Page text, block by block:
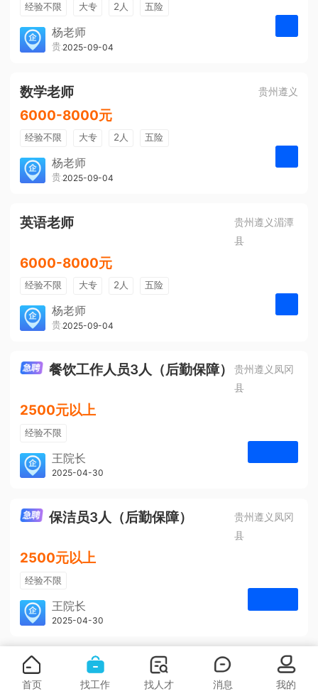
经验不限 大专 2人
五险
带薪年假
年终奖
免费培训
包住宿
杨老师
贵州大美前程文化发展有限公司
2025-09-04
数学老师 贵州遵义
6000-8000元
经验不限 大专 2人
五险
带薪年假
年终奖
免费培训
包住宿
杨老师
贵州大美前程文化发展有限公司
2025-09-04
英语老师
贵州遵义湄潭
县
6000-8000元
经验不限 大专 2人
五险
带薪年假
年终奖
免费培训
包住宿
杨老师
贵州大美前程文化发展有限公司
2025-09-04
餐饮工作人员3人（后勤保障）
贵州遵义凤冈
县
2500元以上
经验不限
学历不限
3人
王院长
凤冈安宁医院
2025-04-30
保洁员3人（后勤保障）
贵州遵义凤冈
县
2500元以上
经验不限
学历不限
3人
王院长
凤冈安宁医院
2025-04-30
首页 找工作 找人才 消息 我的